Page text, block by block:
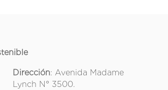
Dirección: Avenida Madame
Lynch N° 3500.